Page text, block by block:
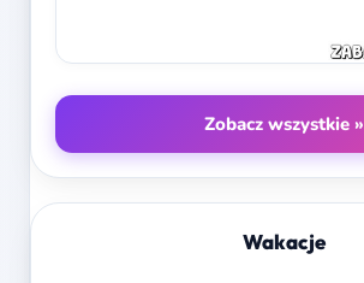
Zobacz wszystkie »
Wakacje